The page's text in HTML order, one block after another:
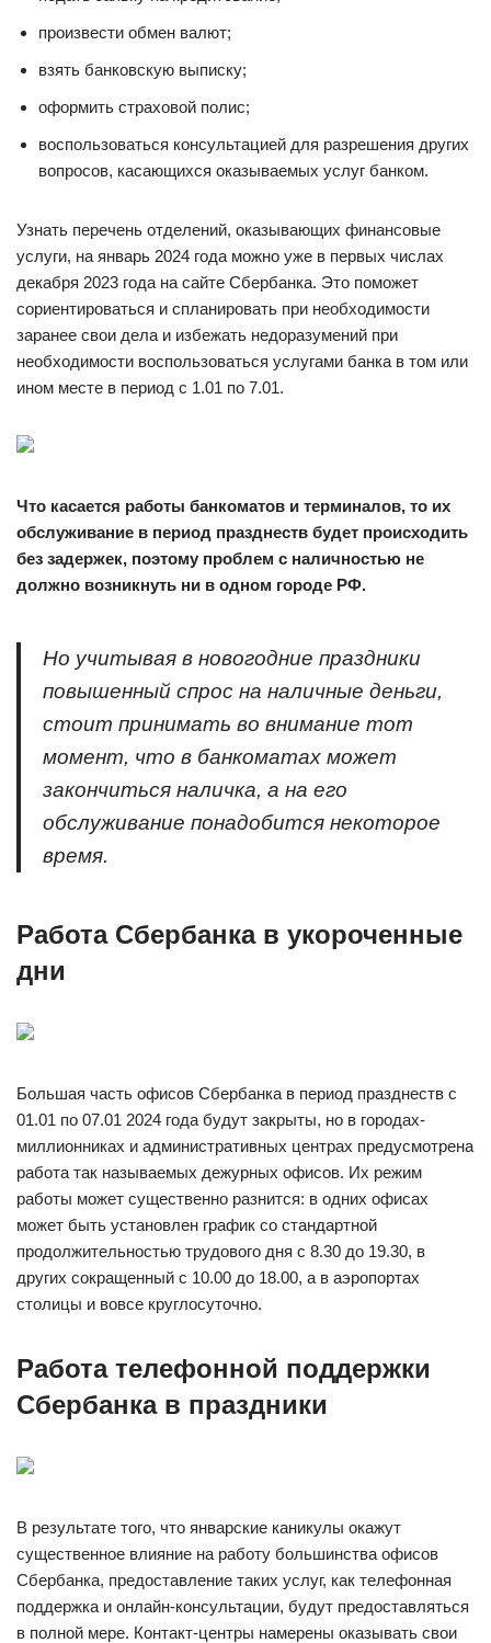
произвести обмен валют;
взять банковскую выписку;
оформить страховой полис;
воспользоваться консультацией для разрешения других
вопросов, касающихся оказываемых услуг банком.
Узнать перечень отделений, оказывающих финансовые
услуги, на январь 2024 года можно уже в первых числах
декабря 2023 года на сайте Сбербанка. Это поможет
сориентироваться и спланировать при необходимости
заранее свои дела и избежать недоразумений при
необходимости воспользоваться услугами банка в том или
ином месте в период с 1.01 по 7.01.
Что касается работы банкоматов и терминалов, то их
обслуживание в период празднеств будет происходить
без задержек, поэтому проблем с наличностью не
должно возникнуть ни в одном городе РФ.
Но учитывая в новогодние праздники
повышенный спрос на наличные деньги,
стоит принимать во внимание тот
момент, что в банкоматах может
закончиться наличка, а на его
обслуживание понадобится некоторое
время.
Работа Сбербанка в укороченные
дни
Большая часть офисов Сбербанка в период празднеств с
01.01 по 07.01 2024 года будут закрыты, но в городах-
миллионниках и административных центрах предусмотрена
работа так называемых дежурных офисов. Их режим
работы может существенно разнится: в одних офисах
может быть установлен график со стандартной
продолжительностью трудового дня с 8.30 до 19.30, в
других сокращенный с 10.00 до 18.00, а в аэропортах
столицы и вовсе круглосуточно.
Работа телефонной поддержки
Сбербанка в праздники
В результате того, что январские каникулы окажут
существенное влияние на работу большинства офисов
Сбербанка, предоставление таких услуг, как телефонная
поддержка и онлайн-консультации, будут предоставляться
в полной мере. Контакт-центры намерены оказывать свои